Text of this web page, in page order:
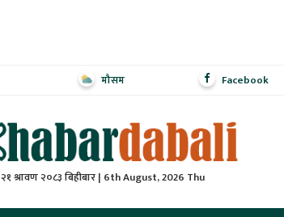
मौसम Facebook
२१ श्रावण २०८३ बिहीबार | 6th August, 2026 Thu